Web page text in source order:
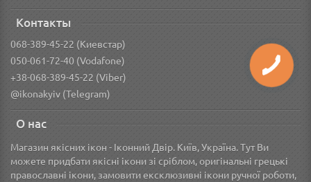
Контакты
068-389-45-22 (Киевстар)
050-061-72-40 (Vodafone)
+38-068-389-45-22 (Viber)
@ikonakyiv (Telegram)
О нас
Магазин якісних ікон - Іконний Двір. Київ, Україна. Тут Ви
можете придбати якісні ікони зі сріблом, оригінальні грецькі
православні ікони, замовити ексклюзивні ікони ручної роботи,